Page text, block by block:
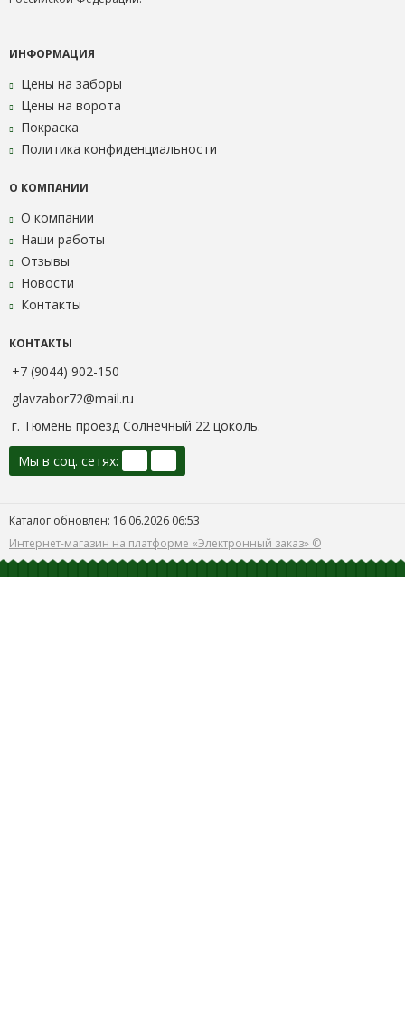
ИНФОРМАЦИЯ
Цены на заборы
Цены на ворота
Покраска
Политика конфиденциальности
О КОМПАНИИ
О компании
Наши работы
Отзывы
Новости
Контакты
КОНТАКТЫ
+7 (9044) 902-150
glavzabor72@mail.ru
г. Тюмень проезд Солнечный 22 цоколь.
Мы в соц. сетях:
Каталог обновлен: 16.06.2026 06:53
Интернет-магазин на платформе «Электронный заказ» ©